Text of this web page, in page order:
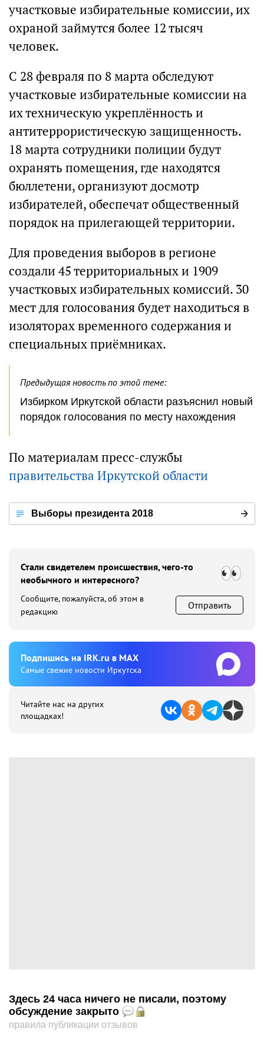
участковые избирательные комиссии, их
охраной займутся более 12 тысяч
человек.
С 28 февраля по 8 марта обследуют
участковые избирательные комиссии на
их техническую укреплённость и
антитеррористическую защищенность.
18 марта сотрудники полиции будут
охранять помещения, где находятся
бюллетени, организуют досмотр
избирателей, обеспечат общественный
порядок на прилегающей территории.
Для проведения выборов в регионе
создали 45 территориальных и 1909
участковых избирательных комиссий. 30
мест для голосования будет находиться в
изоляторах временного содержания и
специальных приёмниках.
Предыдущая новость по этой теме:
Избирком Иркутской области разъяснил новый
порядок голосования по месту нахождения
По материалам пресс-службы
правительства Иркутской области
Выборы президента 2018
Стали свидетелем происшествия, чего-то
необычного и интересного?
Сообщите, пожалуйста, об этом в
редакцию
Отправить
Подпишиcь на IRK.ru в MAX
Cамые свежие новости Иркутска
Читайте нас на других
площадках!
Здесь 24 часа ничего не писали, поэтому
обсуждение закрыто
правила публикации отзывов